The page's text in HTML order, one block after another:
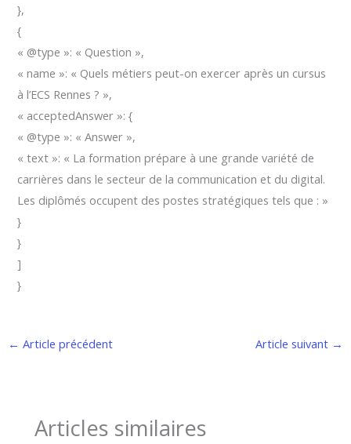
},
{
« @type »: « Question »,
« name »: « Quels métiers peut-on exercer après un cursus
à l’ECS Rennes ? »,
« acceptedAnswer »: {
« @type »: « Answer »,
« text »: « La formation prépare à une grande variété de
carrières dans le secteur de la communication et du digital.
Les diplômés occupent des postes stratégiques tels que : »
}
}
]
}
← Article précédent Article suivant →
Articles similaires